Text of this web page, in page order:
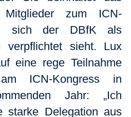
zum ICN-
sich der DBfK als
verpflichtet sieht. Lux
eine rege Teilnahme
ICN-Kongress in
Jahr: „Ich
starke Delegation aus